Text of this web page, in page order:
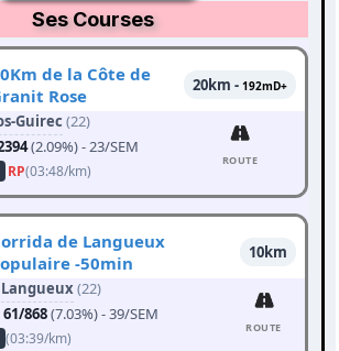
Ses Courses
de la Côte de
Rose
20km - 192mD+
Guirec (22)
(2.09%) - 23/SEM
RP(03:48/km)
ROUTE
de Langueux
-50min
10km
Langueux(22)
61/868(7.03%) - 39/SEM
(03:39/km)
ROUTE